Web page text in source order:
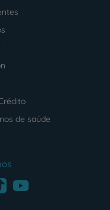
de saúde
Youtube